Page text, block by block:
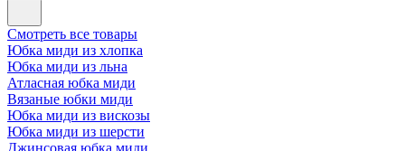
Смотреть все товары
Юбка миди из хлопка
Юбка миди из льна
Атласная юбка миди
Вязаные юбки миди
Юбка миди из вискозы
Юбка миди из шерсти
Джинсовая юбка миди